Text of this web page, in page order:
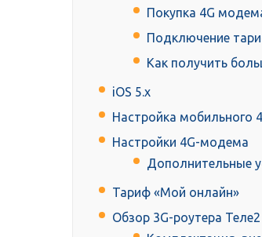
Покупка 4G
Подключение
Как получить
iOS 5.x
Настройка мобильного
Настройки 4G-модема
Дополнительные
Тариф «Мой онлайн»
Обзор 3G-роутера Теле2